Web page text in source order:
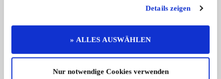
Details zeigen
» ALLES AUSWÄHLEN
Nur notwendige Cookies verwenden
Inhalten zu
verfolgen.
Coo
LAST_R
youtube.c
Wird verwendet,
der Nutzer mit
Sitzun
HTT